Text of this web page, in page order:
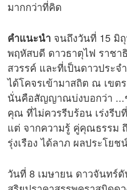
มากกว่าที่คิด
คำแนะนำ จนถึงวันที่ 15 มิ
พฤหัสบดี ดาวธาตุไฟ ราชา
สวรรค์ และที่เป็นดาวประ
ได้โคจรเข้ามาสถิต ณ เขต
นั่นคือสัญญาณบ่งบอกว่า ...
คุณ ที่ไม่ควรรีบร้อน เร่งรีบ
แต่ จากความรู้ คู่คุณธรรม
รุ่งเรือง ได้ลาภ ผลประโย
วันที่ 8 เมษายน ดาวจันทร์